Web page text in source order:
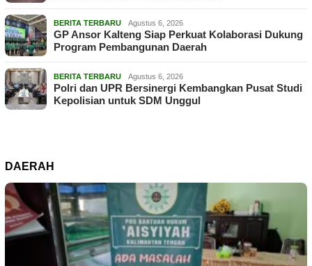
BERITA TERBARU Agustus 6, 2026
GP Ansor Kalteng Siap Perkuat Kolaborasi Dukung
Program Pembangunan Daerah
BERITA TERBARU Agustus 6, 2026
Polri dan UPR Bersinergi Kembangkan Pusat Studi
Kepolisian untuk SDM Unggul
DAERAH